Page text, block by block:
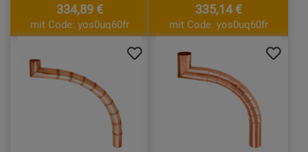
334,89 €
mit Code: yos0uq60fr
335,14 €
mit Code: yos0uq60fr